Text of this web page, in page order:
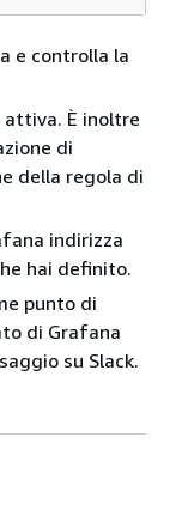
e controlla la
attiva. È inoltre
di
della regola di
indirizza
hai definito.
punto di
di Grafana
su Slack.